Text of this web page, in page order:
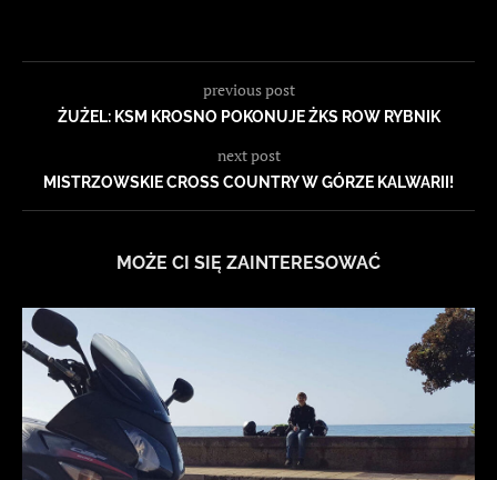
previous post
ŻUŻEL: KSM KROSNO POKONUJE ŻKS ROW RYBNIK
next post
MISTRZOWSKIE CROSS COUNTRY W GÓRZE KALWARII!
MOŻE CI SIĘ ZAINTERESOWAĆ